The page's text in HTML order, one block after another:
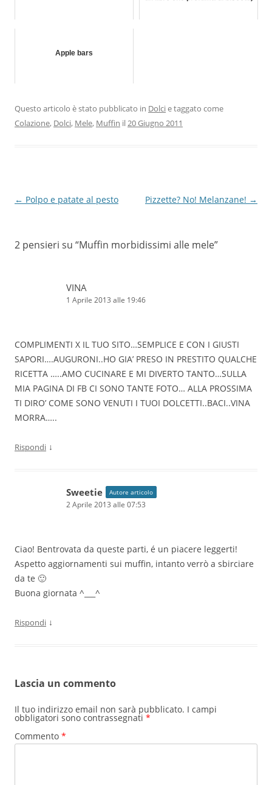
Apple bars
Questo articolo è stato pubblicato in Dolcie taggato come
Colazione, Dolci, Mele, Muffin il 20 Giugno 2011
Navigazione
← Polpo e patate al pesto Pizzette? No! Melanzane! →
2 pensieri su “Muffin morbidissimi alle mele”
VINA
1 Aprile 2013 alle 19:46
COMPLIMENTI X IL TUO SITO…SEMPLICE E CON I GIUSTI
SAPORI….AUGURONI..HO GIA’ PRESO IN PRESTITO QUALCHE
RICETTA …..AMO CUCINARE E MI DIVERTO TANTO…SULLA
MIA PAGINA DI FB CI SONO TANTE FOTO… ALLA PROSSIMA
TI DIRO’ COME SONO VENUTI I TUOI DOLCETTI..BACI..VINA
MORRA…..
Rispondi ↓
Sweetie Autore articolo
2 Aprile 2013 alle 07:53
Ciao! Bentrovata da queste parti, é un piacere leggerti!
Aspetto aggiornamenti sui muffin, intanto verrò a sbirciare
da te 🙂
Buona giornata ^___^
Rispondi ↓
Lascia un commento
Il tuo indirizzo email non sarà pubblicato. I campi
obbligatori sono contrassegnati *
Commento *